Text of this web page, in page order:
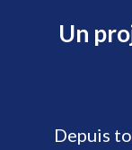
Un
Depuis